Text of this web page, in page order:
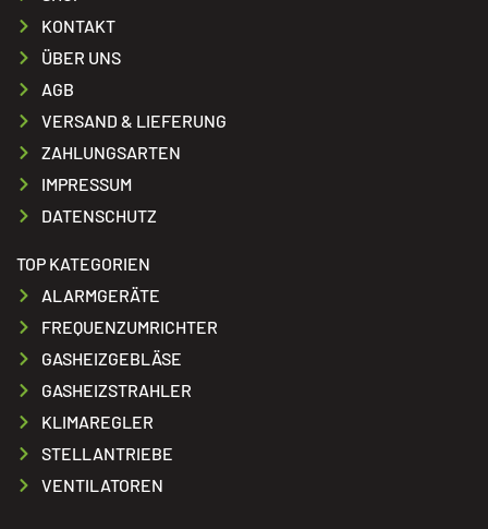
KONTAKT
ÜBER UNS
AGB
VERSAND & LIEFERUNG
ZAHLUNGSARTEN
IMPRESSUM
DATENSCHUTZ
TOP KATEGORIEN
ALARMGERÄTE
FREQUENZUMRICHTER
GASHEIZGEBLÄSE
GASHEIZSTRAHLER
KLIMAREGLER
STELLANTRIEBE
VENTILATOREN